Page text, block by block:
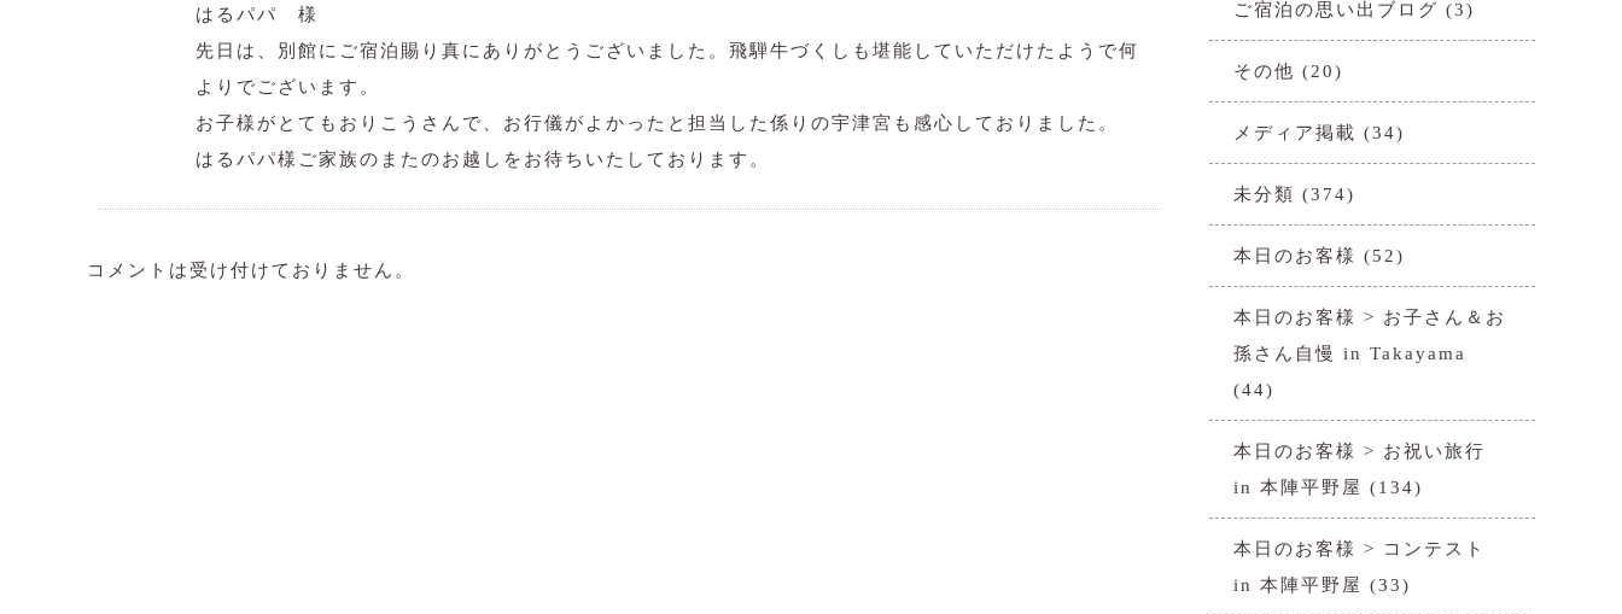
はるパパ 様
先日は、別館にご宿泊賜り真にありがとうございました。飛騨牛づくしも堪能していただけたようで何
よりでございます。
お子様がとてもおりこうさんで、お行儀がよかったと担当した係りの宇津宮も感心しておりました。
はるパパ様ご家族のまたのお越しをお待ちいたしております。
コメントは受け付けておりません。
ご宿泊の思い出ブログ (3)
その他 (20)
メディア掲載 (34)
未分類 (374)
本日のお客様 (52)
本日のお客様 > お子さん＆お
孫さん自慢 in Takayama
(44)
本日のお客様 > お祝い旅行
in 本陣平野屋 (134)
本日のお客様 > コンテスト
in 本陣平野屋 (33)